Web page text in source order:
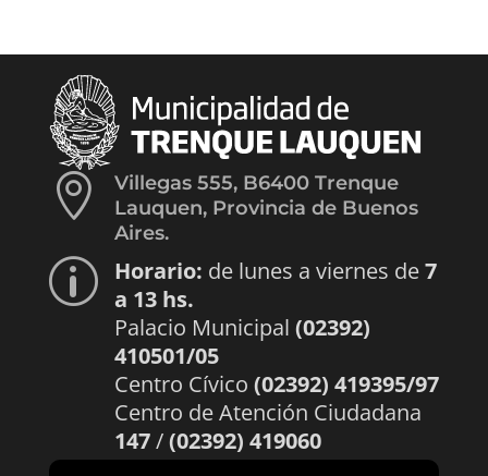

Villegas 555, B6400 Trenque
Lauquen, Provincia de Buenos
Aires.
p Horario: de lunes a viernes de7
a 13 hs.
Palacio Municipal (02392)
410501/05
Centro Cívico (02392) 419395/97
Centro de Atención Ciudadana
147/(02392) 419060